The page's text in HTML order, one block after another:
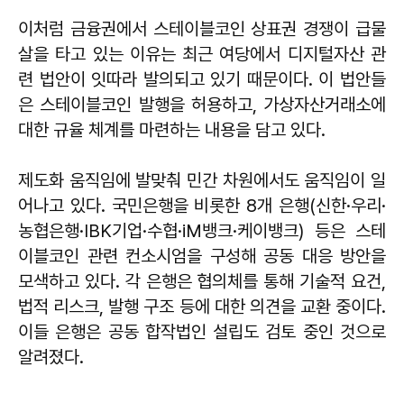
이처럼 금융권에서 스테이블코인 상표권 경쟁이 급물
살을 타고 있는 이유는 최근 여당에서 디지털자산 관
련 법안이 잇따라 발의되고 있기 때문이다. 이 법안들
은 스테이블코인 발행을 허용하고, 가상자산거래소에
대한 규율 체계를 마련하는 내용을 담고 있다.
제도화 움직임에 발맞춰 민간 차원에서도 움직임이 일
어나고 있다. 국민은행을 비롯한 8개 은행(신한·우리·
농협은행·IBK기업·수협·iM뱅크·케이뱅크) 등은 스테
이블코인 관련 컨소시엄을 구성해 공동 대응 방안을
모색하고 있다. 각 은행은 협의체를 통해 기술적 요건,
법적 리스크, 발행 구조 등에 대한 의견을 교환 중이다.
이들 은행은 공동 합작법인 설립도 검토 중인 것으로
알려졌다.